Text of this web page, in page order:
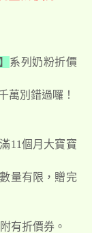
系列奶粉折價
萬別錯過囉！
11個月大寶寶
量有限，贈完
有折價券。